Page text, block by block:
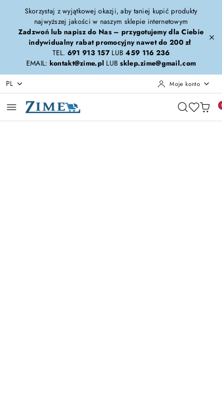
Przejdź do treści głównej
Przejdź do wyszukiwarki
Przejdź do moje konto
Przejdź do menu głównego
Przejdź do opisu produktu
Przejdź do stopki
Skorzystaj z wyjątkowej okazji, aby taniej kupić produkty
najwyższej jakości w naszym sklepie internetowym
Zadzwoń lub napisz do Nas – przygotujemy dla Ciebie
indywidualny rabat promocyjny nawet do 200 zł
TEL. 691 913 157LUB459 116 236
EMAIL: kontakt@zime.pl LUBsklep.zime@gmail.com
PL Moje konto